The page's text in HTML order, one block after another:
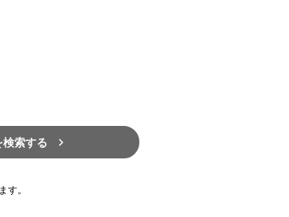
検索する 
す。